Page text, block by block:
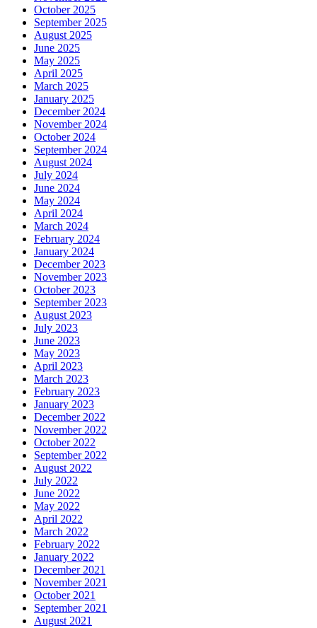
October 2025
September 2025
August 2025
June 2025
May 2025
April 2025
March 2025
January 2025
December 2024
November 2024
October 2024
September 2024
August 2024
July 2024
June 2024
May 2024
April 2024
March 2024
February 2024
January 2024
December 2023
November 2023
October 2023
September 2023
August 2023
July 2023
June 2023
May 2023
April 2023
March 2023
February 2023
January 2023
December 2022
November 2022
October 2022
September 2022
August 2022
July 2022
June 2022
May 2022
April 2022
March 2022
February 2022
January 2022
December 2021
November 2021
October 2021
September 2021
August 2021